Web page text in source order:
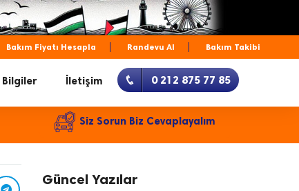
Bakım Fiyatı Hesapla Randevu Al Bakım Takibi
Bilgiler İletişim 0 212 875 77 85
Siz Sorun Biz Cevaplayalım
Güncel Yazılar